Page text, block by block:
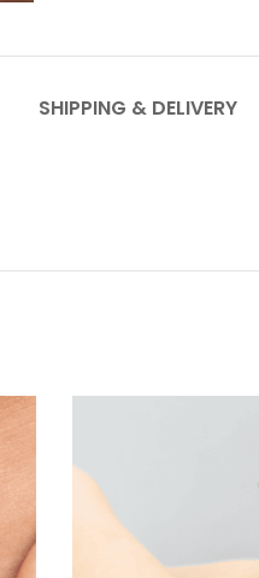
SHIPPING & DELIVERY